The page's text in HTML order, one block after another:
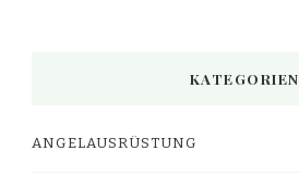
KATEGORIEN
ANGELAUSRÜSTUNG